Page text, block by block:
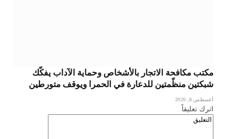
مكتب مكافحة الاتجار بالأشخاص وحماية الآداب يفكّك
شبكتين منظّمتين للدعارة في الحمرا ويوقف متورطين
أغسطس 8, 2026
اترك تعليقاً